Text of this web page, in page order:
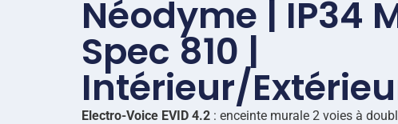
Néodyme | IP34
Spec 810 |
Intérieur/
Electro-Voice EVID 4.2 : enceinte murale 2 voies à